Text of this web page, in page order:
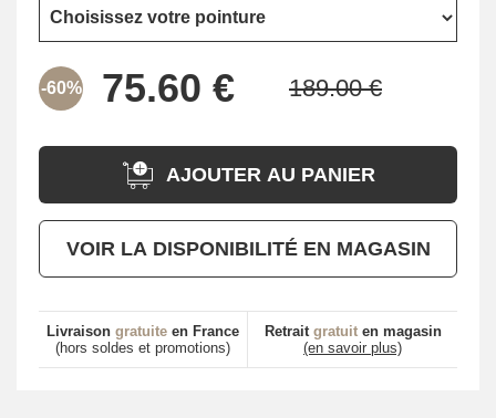
-60%
AJOUTER AU PANIER
VOIR LA DISPONIBILITÉ EN MAGASIN
Livraison gratuite en France
(hors soldes et promotions)
Retrait gratuiten magasin
(en savoir plus)